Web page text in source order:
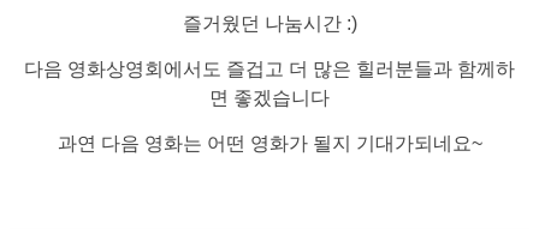
즐거웠던 나눔시간 :)
다음 영화상영회에서도 즐겁고 더 많은 힐러분들과 함께하
면 좋겠습니다
과연 다음 영화는 어떤 영화가 될지 기대가되네요~